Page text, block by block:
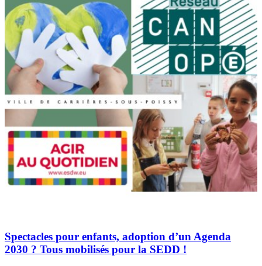
Spectacles pour enfants, adoption d’un Agenda
2030 ? Tous mobilisés pour la SEDD !